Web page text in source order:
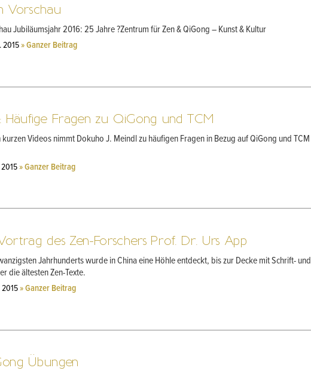
Vorschau
Jubiläumsjahr 2016: 25 Jahre ?Zentrum für Zen & QiGong – Kunst & Kultur
2015» Ganzer Beitrag
Häufige Fragen zu QiGong und TCM
Videos nimmt Dokuho J. Meindl zu häufigen Fragen in Bezug auf QiGong und TCM
» Ganzer Beitrag
des Zen-Forschers Prof. Dr. Urs App
Jahrhunderts wurde in China eine Höhle entdeckt, bis zur Decke mit Schrift- und
die ältesten Zen-Texte.
» Ganzer Beitrag
Übungen